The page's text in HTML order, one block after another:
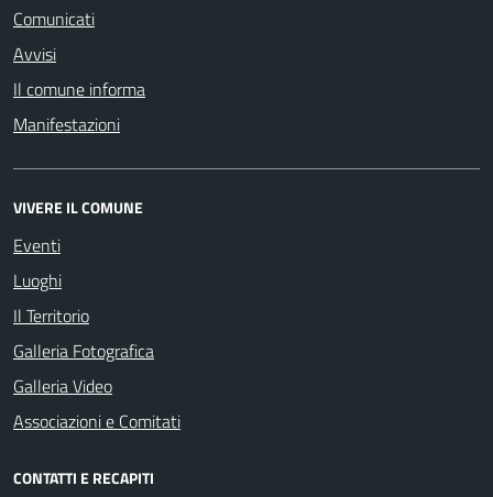
Comunicati
Avvisi
Il comune informa
Manifestazioni
VIVERE IL COMUNE
Eventi
Luoghi
Il Territorio
Galleria Fotografica
Galleria Video
Associazioni e Comitati
CONTATTI E RECAPITI